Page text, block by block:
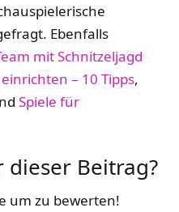
Ebenfalls
mit Schnitzeljagd
– 10 Tipps,
Spiele für
Beitrag?
um zu bewerten!